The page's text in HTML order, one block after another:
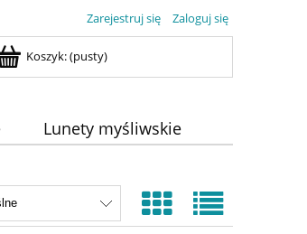
Zarejestruj się Zaloguj się
Koszyk:(pusty)
Lunety myśliwskie